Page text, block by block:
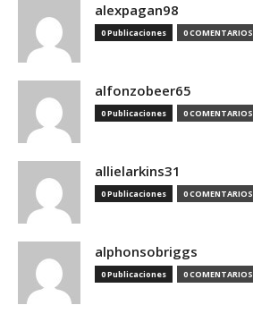
alexpagan98
0 Publicaciones 0 COMENTARIOS
alfonzobeer65
0 Publicaciones 0 COMENTARIOS
allielarkins31
0 Publicaciones 0 COMENTARIOS
alphonsobriggs
0 Publicaciones 0 COMENTARIOS